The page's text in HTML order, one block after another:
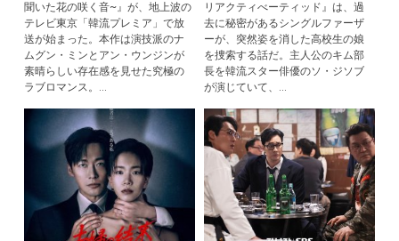
聞いた花の咲く音~』が、地上波の
テレビ東京「韓流プレミア」で放
送が始まった。本作は演技派のナ
ムグン・ミンとアン・ウンジンが
素晴らしい存在感を見せた究極の
ラブロマンス。...
リアクティべーティッド』は、過
去に秘密があるシングルファーザ
ーが、突然姿を消した高校生の娘
を捜索する話だ。主人公のキム部
長を韓流スター俳優のソ・ジソブ
が演じていて、...